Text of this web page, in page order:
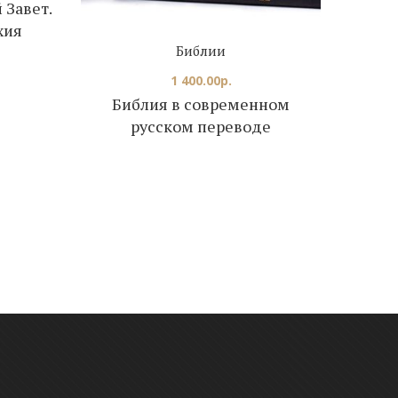
Библия в современном
русском переводе
Библии
1 400.00р.